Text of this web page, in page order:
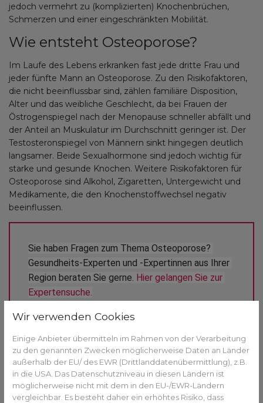
jedoch vermehrt zu (komplizierten) Knochenbrüchen,
Schmerzen und einer eingeschränkten Mobilität.
Wie entsteht Osteoporose?
Im Laufe des Lebens erkranken fast jede dritte Frau und
jeder fünfte Mann an Osteoporose. Zu den Risikofaktoren,
die nicht beeinflussbar sind, zählen familiäre Disposition,
Alter und das weibliche Geschlecht, da bei Frauen der
Östrogenspiegel nach der Menopause schneller abfällt und
der Anteil an Muskulatur im Durchschnitt geringer ist. Der
Testosteronspiegel von Männern sinkt hingegen deutlich
langsamer. Beide Sexualhormone sind jedoch wichtig für
starke und gesunde Knochen. Weitere Risikofaktoren für
Osteoporose sind Alkohol, Zigaretten, Untergewicht und
Medikamente, die den Knochenstoffwechsel negativ
beeinflussen.
Sie haben Fragen zum Thema Osteoporose?
Gesundheits-Experten und -Expertinnen aus Ihrer
Region beraten Sie gerne. Hier gelangen Sie zur
Expertensuche.
Tipps für starke Knochen
Bei Osteoporose handelt es sich um eine degenerative
fortschreitende Erkrankung. Daher ist es wichtig, präventiv
zu handeln und am besten ein Leben lang auf eine
gesunde Lebensweise zu setzen. Dabei gibt es einige
Wir verwenden Cookies
Einige Anbieter übermitteln im Rahmen von der Verarbeitung
zu den genannten Zwecken möglicherweise Daten an Länder
außerhalb der EU/ des EWR (Drittlanddatenübermittlung), z.B.
in die USA. Das Datenschutzniveau in diesen Ländern ist
möglicherweise nicht mit dem in den EU-/EWR-Ländern
vergleichbar. Es besteht daher ein erhöhtes Risiko, dass